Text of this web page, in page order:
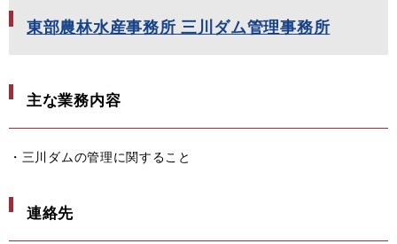
東部農林水産事務所 三川ダム管理事務所
主な業務内容
・三川ダムの管理に関すること
連絡先